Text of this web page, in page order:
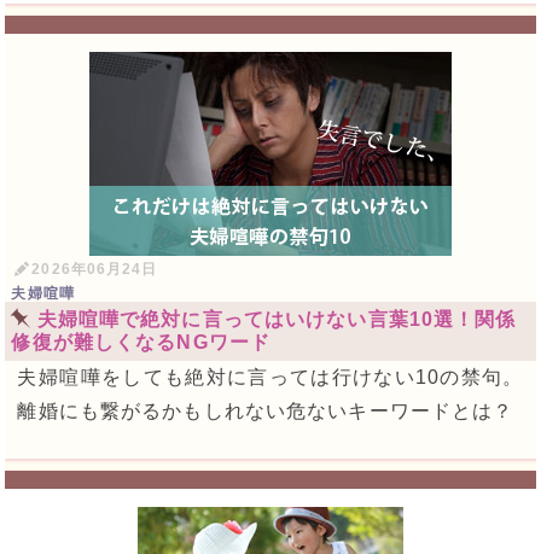
2026年06月24日
夫婦喧嘩
夫婦喧嘩で絶対に言ってはいけない言葉10選！関係
修復が難しくなるNGワード
夫婦喧嘩をしても絶対に言っては行けない10の禁句。
離婚にも繋がるかもしれない危ないキーワードとは？